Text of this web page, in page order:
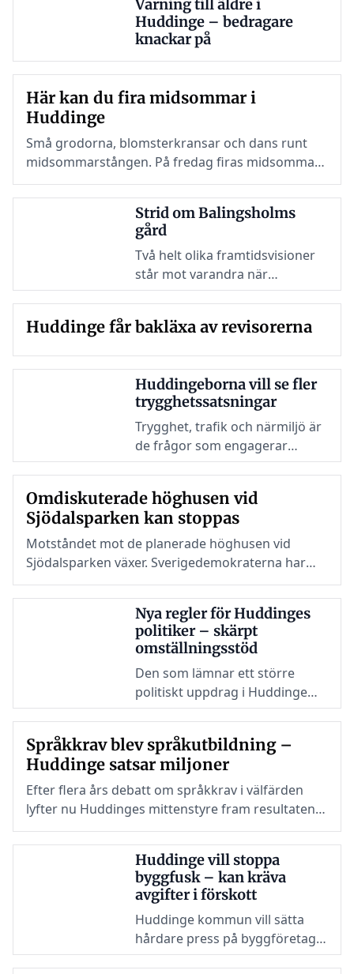
Varning till äldre i
Huddinge – bedragare
knackar på
Här kan du fira midsommar i
Huddinge
Små grodorna, blomsterkransar och dans runt
midsommarstången. På fredag firas midsommar
runt om i Huddinge – och det finns flera platser
för den som vill ta del av traditionerna.
Strid om Balingsholms
gård
Två helt olika framtidsvisioner
står mot varandra när
Huddinge ska utse ny
gård. Ågesta gårds lantbruk
besöksverksamhet.
Huddinge får bakläxa av revisorerna
Huddingeborna vill se fler
trygghetssatsningar
Trygghet, trafik och närmiljö är
de frågor som engagerar
Huddingeborna mest. Det visar
av årets Huddingeförslag.
Omdiskuterade höghusen vid
Sjödalsparken kan stoppas
Motståndet mot de planerade höghusen vid
Sjödalsparken växer. Sverigedemokraterna har
krävt att detaljplanen stoppas nu ansluter även
Kristdemokraterna till kritiken.
Nya regler för Huddinges
politiker – skärpt
omställningsstöd
Den som lämnar ett större
politiskt uppdrag i Huddinge
kan få svårare att behålla sitt
som pensionsavsättningarna
höjs. Nu föreslås kommunen
anta SKR:s nya regelverk för
förtroendevalda från nästa
Språkkrav blev språkutbildning –
Huddinge satsar miljoner
Efter flera års debatt om språkkrav i välfärden
lyfter nu Huddinges mittenstyre fram resultaten
av kommunens stora språksatsning inom vård
och omsorg.
Huddinge vill stoppa
byggfusk – kan kräva
avgifter i förskott
Huddinge kommun vill sätta
hårdare press på byggföretag
som missköter sina betalningar